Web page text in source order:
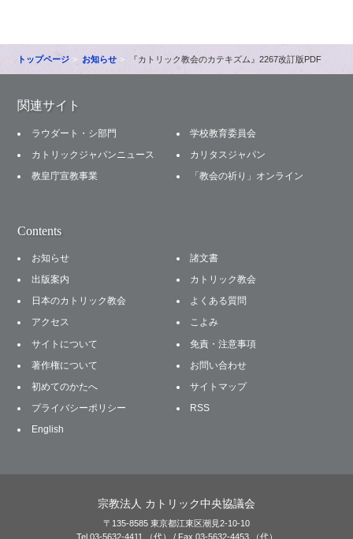
トップページ お知らせ 『カトリック教会のカテキズム』2267改訂版PDF
関連サイト
ラウダート・シ部門
学校教育委員会
カトリックジャパンニュース
カリタスジャパン
教皇庁宣教事業
「教会の祈り」オンライン
Contents
お知らせ
諸文書
出版案内
カトリック教会
日本のカトリック教会
よくある質問
アクセス
こよみ
サイトについて
免責・注意事項
著作権について
お問い合わせ
初めてのかたへ
サイトマップ
プライバシーポリシー
RSS
English
宗教法人 カトリック中央協議会
〒135-8585 東京都江東区潮見2-10-10
Tel 03-5632-4411 （代） / Fax 03-5632-4453 （代）